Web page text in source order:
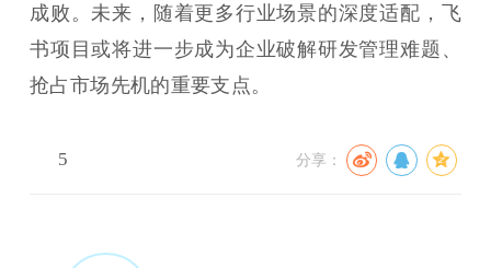
成败。未来，随着更多行业场景的深度适配，飞
书项目或将进一步成为企业破解研发管理难题、
抢占市场先机的重要支点。
5 分享：